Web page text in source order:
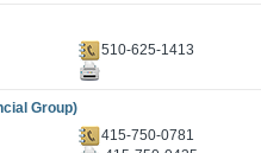
510-625-1413
Group)
415-750-0781